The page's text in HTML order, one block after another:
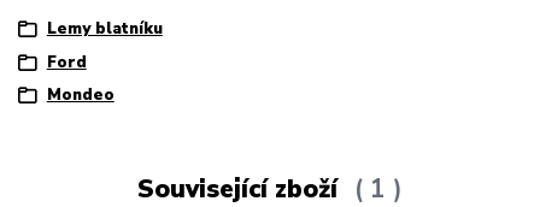
Lemy blatníku
Ford
Mondeo
Související zboží 1